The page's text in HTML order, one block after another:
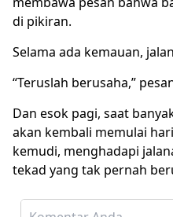
di pikiran.
Selama ada kemauan,
“Teruslah berusaha,”
Dan esok pagi, saat
akan kembali memulai
kemudi, menghadapi
tekad yang tak pernah